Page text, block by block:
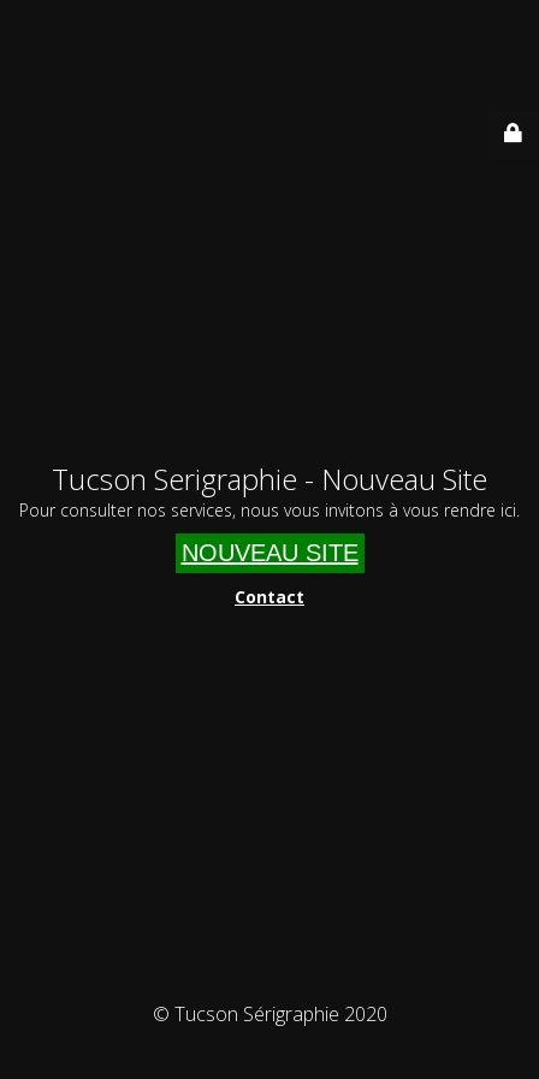
Tucson Serigraphie - Nouveau Site
Pour consulter nos services, nous vous invitons à vous rendre ici.
NOUVEAU SITE
Contact
© Tucson Sérigraphie 2020